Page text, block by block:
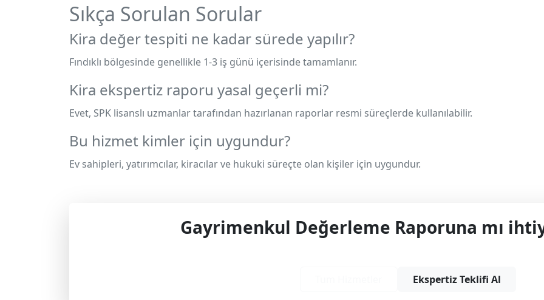
Sıkça Sorulan Sorular
Kira değer tespiti ne kadar sürede yapılır?
Fındıklı bölgesinde genellikle 1-3 iş günü içerisinde tamamlanır.
Kira ekspertiz raporu yasal geçerli mi?
Evet, SPK lisanslı uzmanlar tarafından hazırlanan raporlar resmi süreçlerde kullanılabilir.
Bu hizmet kimler için uygundur?
Ev sahipleri, yatırımcılar, kiracılar ve hukuki süreçte olan kişiler için uygundur.
Gayrimenkul Değerleme Raporuna mı
Ekspertiz Teklifi Al